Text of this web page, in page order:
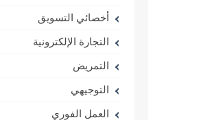
أخصائي التسويق
التجارة الإلكترونية
التمريض
التوجيهي
العمل الفوري